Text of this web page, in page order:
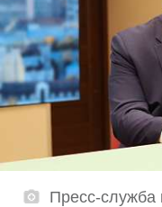
Пресс-